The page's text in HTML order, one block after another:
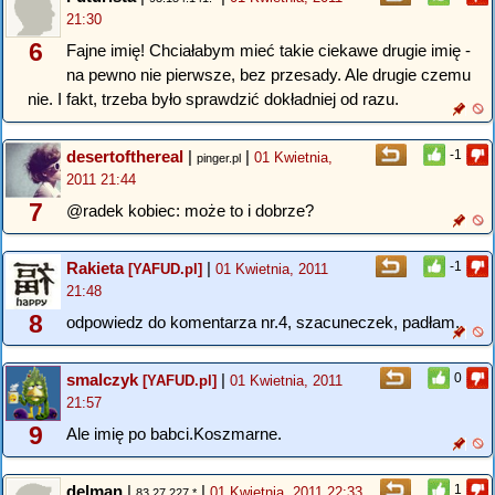
6
21:30
Fajne imię! Chciałabym mieć takie ciekawe drugie imię -
na pewno nie pierwsze, bez przesady. Ale drugie czemu
nie. I fakt, trzeba było sprawdzić dokładniej od razu.
-1
7
desertofthereal | pinger.pl | 01 Kwietnia,
2011 21:44
@radek kobiec: może to i dobrze?
-1
8
Rakieta[YAFUD.pl] | 01 Kwietnia, 2011
21:48
odpowiedz do komentarza nr.4, szacuneczek, padłam.
0
9
smalczyk[YAFUD.pl] | 01 Kwietnia, 2011
21:57
Ale imię po babci.Koszmarne.
1
delman | |